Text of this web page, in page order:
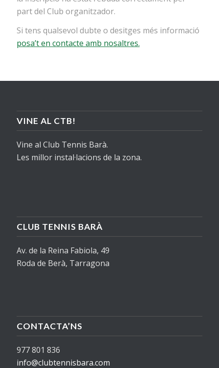
part del Club organitzador.
Si tens qualsevol dubte o desitges més informació
posa’t en contacte amb nosaltres.
VINE AL CTB!
Vine al Club Tennis Barà.
Les millor instal·lacions de la zona.
CLUB TENNIS BARÀ
Av. de la Reina Fabiola, 49
Roda de Berà, Tarragona
CONTACTA’NS
977 801 836
info@clubtennisbara.com